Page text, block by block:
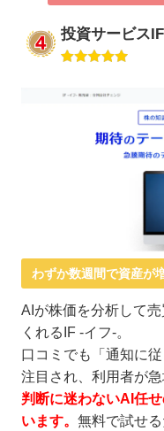
投資サービスIF
わずか数週間で資産が
AIが株価を分析して
くれるIF -イフ-。
口コミでも「通知に
注目され、利用者が急
判断に迷わないAI任
います。無料で試せ